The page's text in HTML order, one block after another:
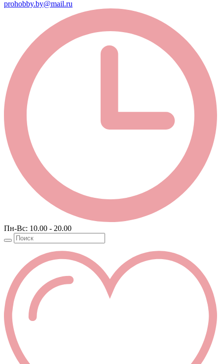
prohobby.by@mail.ru
Пн-Вс: 10.00 - 20.00